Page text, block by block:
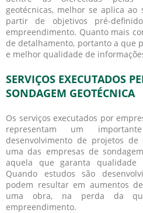
geotécnicas, melhor se aplica
partir de objetivos pré-
empreendimento. Quanto mais
de detalhamento, portanto a que
e melhor qualidade de
SERVIÇOS EXECUTADOS
SONDAGEM GEOTÉCNICA
Os serviços executados por
representam um
desenvolvimento de projetos
uma das empresas de
aquela que garanta qualidade
Quando estudos são
podem resultar em aumentos
uma obra, na perda da
empreendimento.